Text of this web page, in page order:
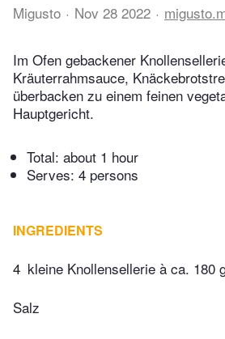
Migusto Nov 28 2022
Im Ofen gebackener
Kräuterrahmsauce,
überbacken zu einem feinen
Hauptgericht.
Total: about 1 hour
Serves: 4 persons
INGREDIENTS
4 kleine Knollensellerie à ca. 180
Salz